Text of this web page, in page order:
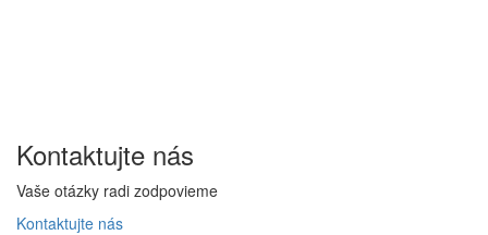
Kontaktujte nás
Vaše otázky radi zodpovieme
Kontaktujte nás